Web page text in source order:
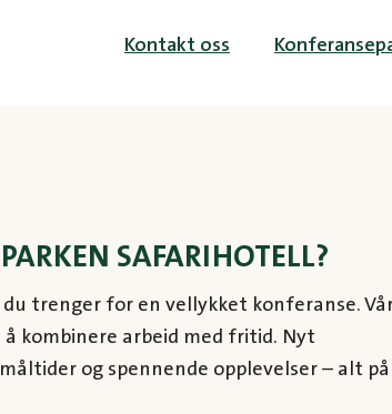
Kontakt oss
SAFARIHOTELL?
trenger for en vellykket konferanse.
kombinere arbeid med fritid. Nyt
og spennende opplevelser – alt på